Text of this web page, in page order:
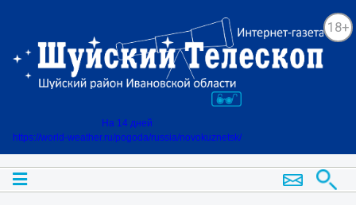
18+
На 14 дней
https://world-weather.ru/pogoda/russia/novokuznetsk/